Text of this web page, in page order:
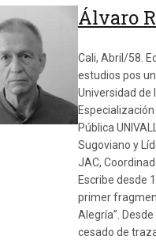
Álvaro
Cali, Abril/58.
estudios pos
Universidad de
Pública
Sugoviano y
JAC,
Escribe desde
primer
Alegría”.
cesado de